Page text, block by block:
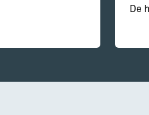
De